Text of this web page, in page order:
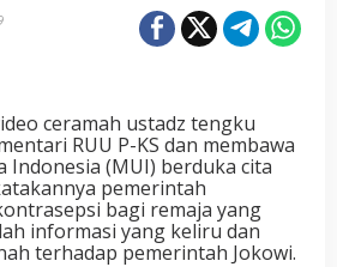
ceramah ustadz tengku
RUU P-KS dan membawa
Indonesia (MUI) berduka cita
pemerintah
bagi remaja yang
informasi yang keliru dan
terhadap pemerintah Jokowi.